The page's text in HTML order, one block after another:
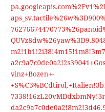
vinz+Bozen+-